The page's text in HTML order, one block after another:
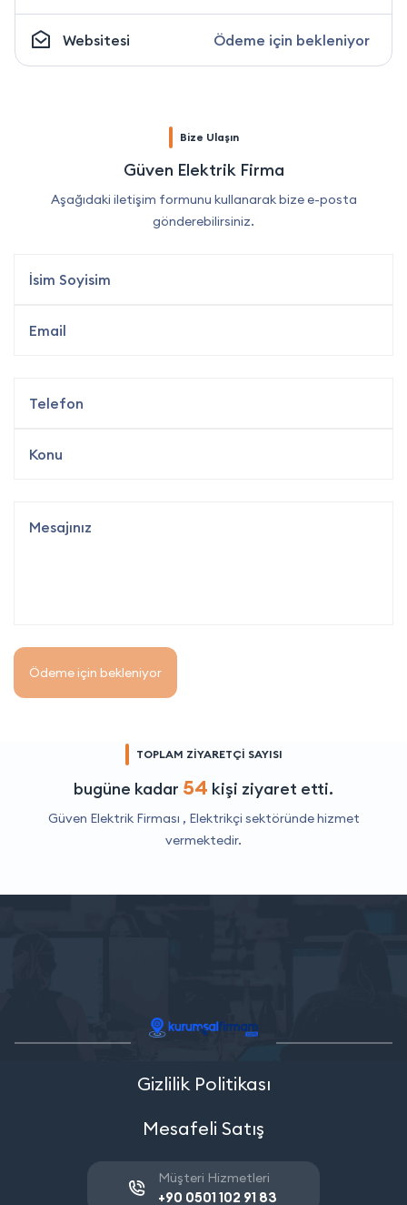
Websitesi Ödeme için bekleniyor
Bize Ulaşın
Güven Elektrik Firma
Aşağıdaki iletişim formunu kullanarak bize e-posta
gönderebilirsiniz.
Ödeme için bekleniyor
TOPLAM ZİYARETÇİ SAYISI
bugüne kadar 54 kişi ziyaret etti.
Güven Elektrik Firması , Elektrikçi sektöründe hizmet
vermektedir.
Gizlilik Politikası
Mesafeli Satış
Müşteri Hizmetleri
+90 0501 102 91 83